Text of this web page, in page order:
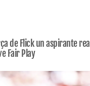
de Flick un aspirante real
Fair Play